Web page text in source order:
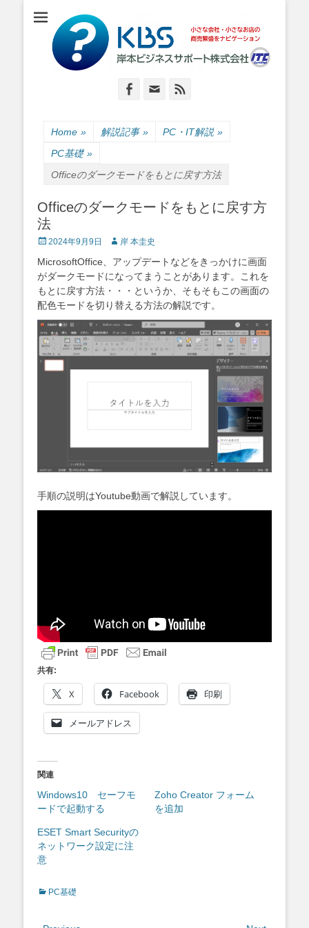
岸本ビジネスサポ
ート株式会社
小さな会社・小さなお店のIT経営をナビゲーション
Facebook
Email
Home » 解説記事 » PC・IT解説 »
PC基礎 »
Officeのダークモードをもとに戻す方法
Officeのダークモードをもとに戻す方
法
Posted
2024年9月9日 Author
岸 本圭史
MicrosoftOffice、アップデートなどをきっかけに画面
がダークモードになってまうことがあります。これを
もとに戻す方法・・・というか、そもそもこの画面の
配色モードを切り替える方法の解説です。
手順の説明はYoutube動画で解説しています。
共有:
X Facebook 印刷
メールアドレス
関連
Windows10 セーフモ
ードで起動する
Zoho Creator フォーム
を追加
ESET Smart Securityの
ネットワーク設定に注
意
Categories
PC基礎